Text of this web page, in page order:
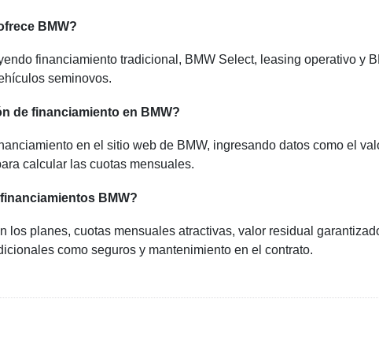
BMW?
financiamiento tradicional, BMW Select, leasing operativo y
seminovos.
de financiamiento en BMW?
en el sitio web de BMW, ingresando datos como el
calcular las cuotas mensuales.
BMW?
los planes, cuotas mensuales atractivas, valor residual
como seguros y mantenimiento en el contrato.